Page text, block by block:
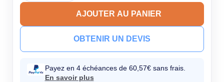
AJOUTER AU PANIER
OBTENIR UN DEVIS
Payez en 4 échéances de 60,57€ sans frais.
En savoir plus